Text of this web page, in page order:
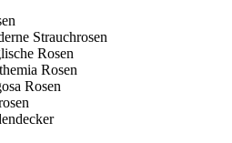
Strauchrosen
Rosen
Rosen
Rosen